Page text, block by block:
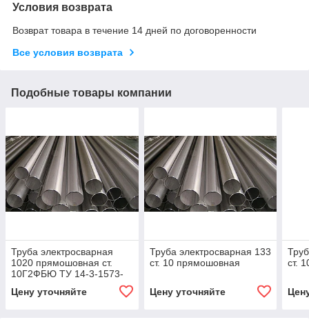
Условия возврата
Возврат товара в течение 14 дней по договоренности
Все условия возврата
Подобные товары компании
Труба электросварная
1020 прямошовная ст.
10Г2ФБЮ ТУ 14-3-1573-
Цену уточняйте
Труба электросварная 133
ст. 10 прямошовная
Цену уточняйте
ст.